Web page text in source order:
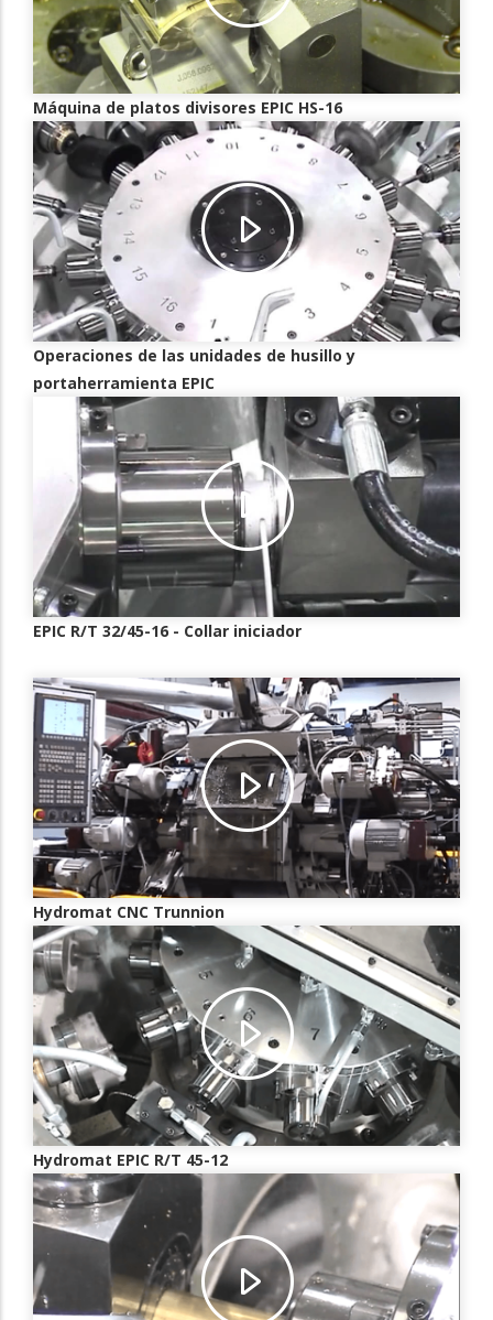
Máquina de platos divisores EPIC HS-16
Operaciones de las unidades de husillo y
portaherramienta EPIC
EPIC R/T 32/45-16 - Collar iniciador
Hydromat CNC Trunnion
Hydromat EPIC R/T 45-12